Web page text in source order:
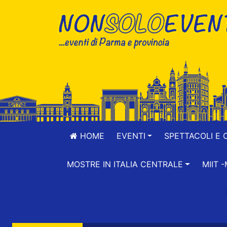
HOME EVENTI SPETTACOLI E
MOSTRE IN ITALIA CENTRALE MIIT -